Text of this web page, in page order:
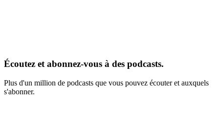
Écoutez et abonnez-vous à des podcasts.
Plus d'un million de podcasts que vous pouvez écouter et auxquels
s'abonner.